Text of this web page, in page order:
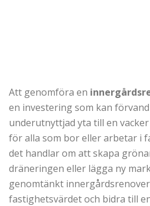
Att genomföra en
en investering som kan
underutnyttjad yta till en
för alla som bor eller arbetar i
det handlar om att skapa
dräneringen eller lägga ny
genomtänkt
fastighetsvärdet och bidra till